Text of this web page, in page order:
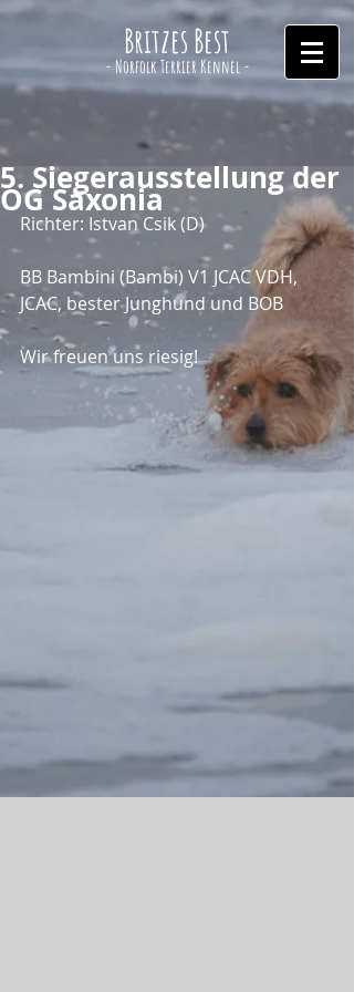
Britzes Best
- Norfolk Terrier Kennel -
5. Siegerausstellung der
OG Saxonia
Richter: Istvan Csik (D)
BB Bambini (Bambi) V1 JCAC VDH,
JCAC, bester Junghund und BOB
Wir freuen uns riesig!